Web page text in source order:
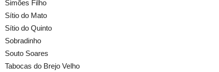
Simões Filho
Sítio do Mato
Sítio do Quinto
Sobradinho
Souto Soares
Tabocas do Brejo Velho